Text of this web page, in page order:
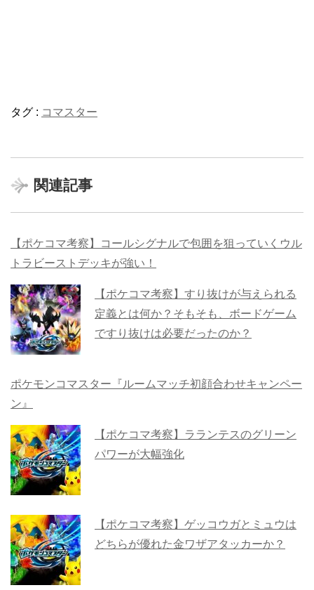
タグ : コマスター
関連記事
【ポケコマ考察】コールシグナルで包囲を狙っていくウル
トラビーストデッキが強い！
【ポケコマ考察】すり抜けが与えられる
定義とは何か？そもそも、ボードゲーム
ですり抜けは必要だったのか？
ポケモンコマスター『ルームマッチ初顔合わせキャンペー
ン』
【ポケコマ考察】ラランテスのグリーン
パワーが大幅強化
【ポケコマ考察】ゲッコウガとミュウは
どちらが優れた金ワザアタッカーか？